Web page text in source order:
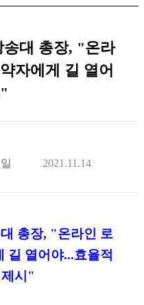
대 총장, "온라
자에게 길 열어
2021.11.14
총장, "온라인 로
길 열어야...효율적
시"